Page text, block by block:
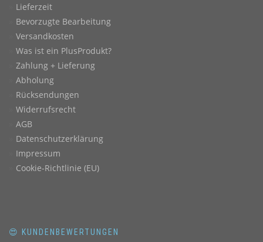
Lieferzeit
Bevorzugte Bearbeitung
Versandkosten
Was ist ein PlusProdukt?
Zahlung + Lieferung
Abholung
Rücksendungen
Widerrufsrecht
AGB
Datenschutzerklärung
Impressum
Cookie-Richtlinie (EU)
😍 KUNDENBEWERTUNGEN